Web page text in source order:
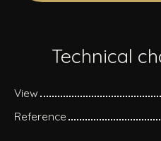
Technical
View
Reference